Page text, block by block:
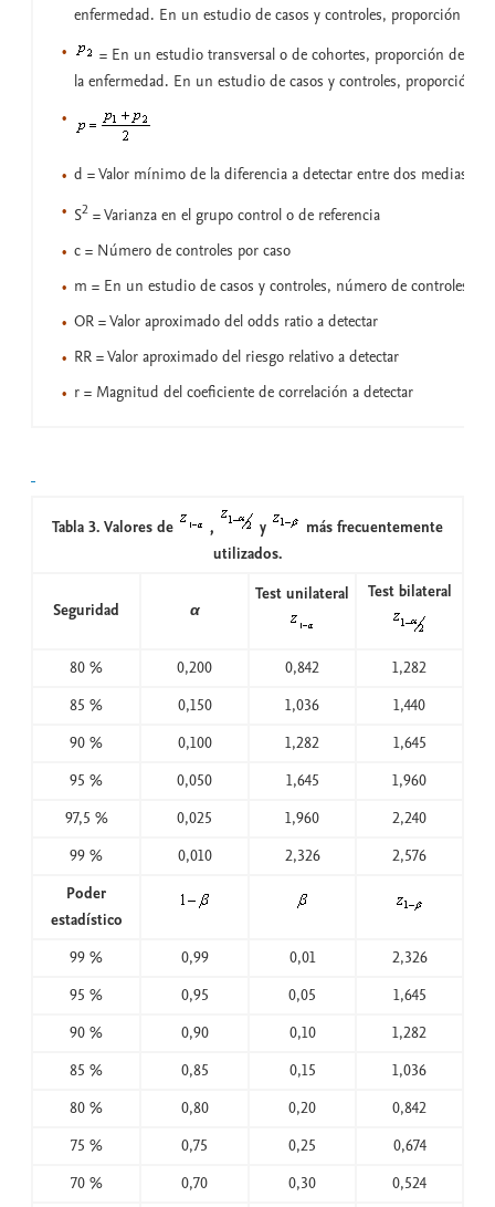
enfermedad. En un estudio de casos y controles, proporción de
= En un estudio transversal o de cohortes, proporción de no
la enfermedad. En un estudio de casos y controles, proporción
d = Valor mínimo de la diferencia a detectar entre dos medias
S2= Varianza en el grupo control o de referencia
c = Número de controles por caso
m = En un estudio de casos y controles, número de controles
OR = Valor aproximado del odds ratio a detectar
RR = Valor aproximado del riesgo relativo a detectar
r = Magnitud del coeficiente de correlación a detectar
Tabla 3. Valores de , y
más frecuentemente
utilizados.
Seguridad α
Test unilateral Test bilateral
80 % 0,200 0,842
1,282
85 %
0,150 1,036
1,440
90 %
0,100 1,282
1,645
95 %
0,050 1,645
1,960
97,5 %
0,025 1,960
2,240
99 %
0,010 2,326
2,576
Poder
estadístico
99 %
0,99 0,01
2,326
95 %
0,95 0,05
1,645
90 %
0,90 0,10
1,282
85 %
0,85 0,15
1,036
80 %
0,80 0,20
0,842
75 %
0,75 0,25
0,674
70 %
0,70 0,30 0,524